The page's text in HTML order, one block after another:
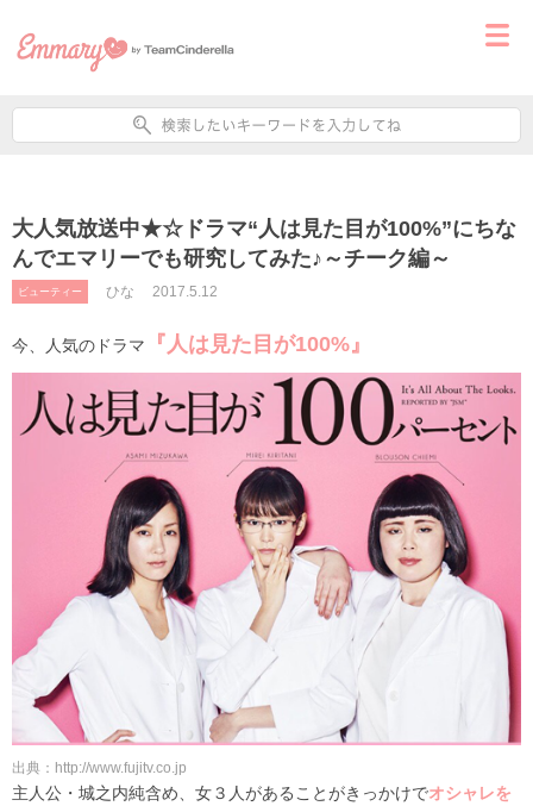
大人気放送中★☆ドラマ“人は見た目が100%”にちな
んでエマリーでも研究してみた♪～チーク編～
ビューティー ひな 2017.5.12
今、人気のドラマ 『人は見た目が100%』
出典：http://www.fujitv.co.jp
主人公・城之内純含め、女３人があることがきっかけでオシャレを